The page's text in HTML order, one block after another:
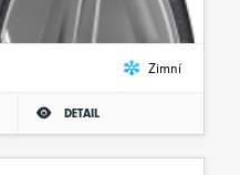
Zimní
DETAIL